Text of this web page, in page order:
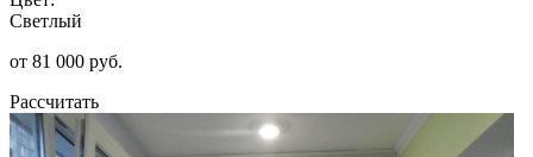
Светлый
от 81 000 руб.
Рассчитать